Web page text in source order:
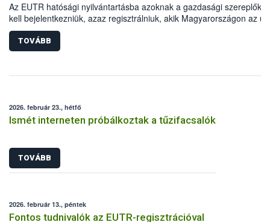
Az EUTR hatósági nyilvántartásba azoknak a gazdasági
kell bejelentkezniük, azaz regisztrálniuk, akik Magyarországon az
jogszabályban meghatározott fát vagy faterméket elsőként
forgalomba, vagy azzal kereskednek. A vonatkozó uniós
995/2010/EU Parlamenti és Tanácsi Rendelet mellékletében vannak
fatermékek. Fontos ugyanakkor az is, hogy a regisztráció során
TOVÁBB
2026. február 23., hétfő
Ismét interneten próbálkoztak a tűzifacsalók
TOVÁBB
2026. február 13., péntek
Fontos tudnivalók az EUTR-regisztrációval